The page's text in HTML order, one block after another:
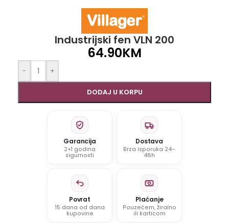
Industrijski fen VLN 200
64.90KM
- +
DODAJ U KORPU
Garancija
2+1 godina
sigurnosti
Dostava
Brza isporuka 24–
48h
Povrat
15 dana od dana
kupovine
Plaćanje
Pouzećem, žiralno
ili karticom